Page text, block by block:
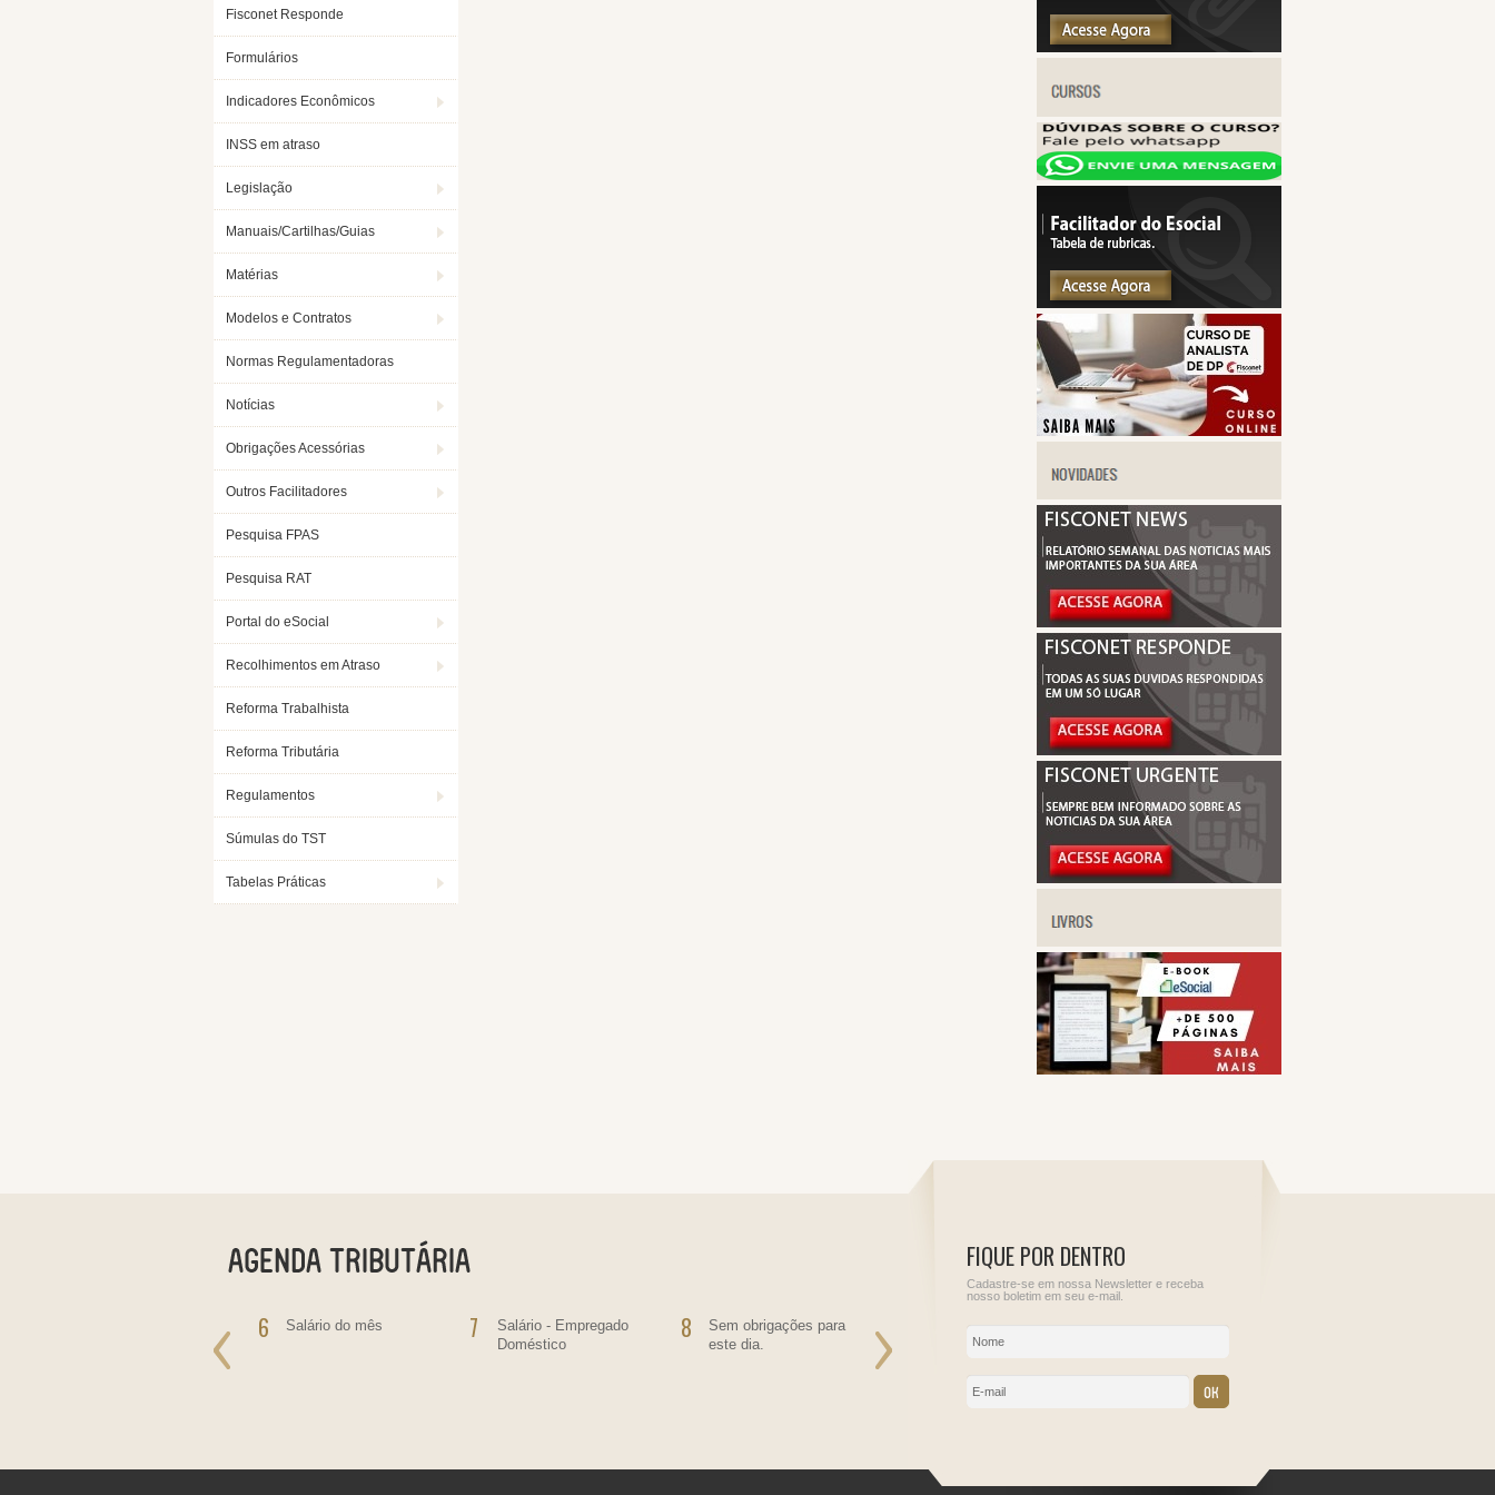
Fisconet Responde
Formulários
Indicadores Econômicos
INSS em atraso
Legislação
Manuais/Cartilhas/Guias
Matérias
Modelos e Contratos
Normas Regulamentadoras
Notícias
Obrigações Acessórias
Outros Facilitadores
Pesquisa FPAS
Pesquisa RAT
Portal do eSocial
Recolhimentos em Atraso
Reforma Trabalhista
Reforma Tributária
Regulamentos
Súmulas do TST
Tabelas Práticas
Operações Financeiras
Próprio, Prêmios, Multas
6 Salário do mês 7
Salário - Empregado
Doméstico
8
Sem obrigações para
este dia.
Sem obrigações para
este dia.
Informe de Rendimentos
IRRF - Juros de
contratante de
FIQUE POR DENTRO
Cadastre-se em nossa Newsletter e receba
nosso boletim em seu e-mail.